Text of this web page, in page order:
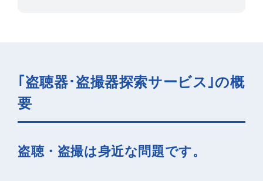
｢盗聴器･盗撮器探索サービス｣の概
要
盗聴・盗撮は身近な問題です。